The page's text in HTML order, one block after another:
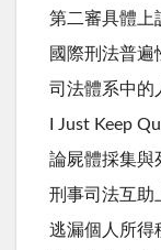
第二審具體上
國際刑法普遍
司法體系中的
I Just Keep
論屍體採集與
刑事司法互
逃漏個人所得